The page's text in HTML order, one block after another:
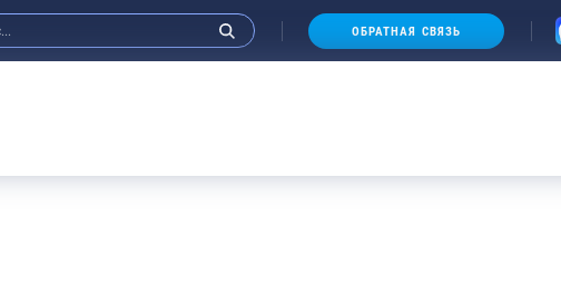
ОБРАТНАЯ СВЯЗЬ